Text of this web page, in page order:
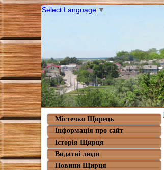
Select Language ▼
Містечко Щирець
Інформація про сайт
Історія Щирця
Видатні люди
Новини Щирця